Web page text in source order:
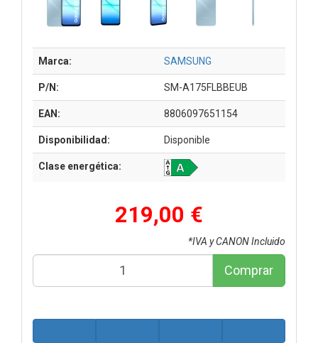
Marca: SAMSUNG
P/N: SM-A175FLBBEUB
EAN: 8806097651154
Disponibilidad: Disponible
Clase energética:
219,00 €
*IVA y CANON Incluido
Comprar